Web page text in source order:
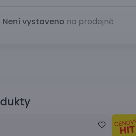
Není vystaveno na prodejně